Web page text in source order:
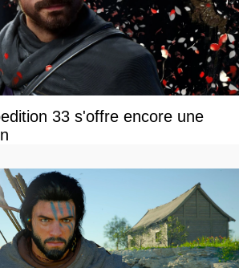
33 s'offre encore une